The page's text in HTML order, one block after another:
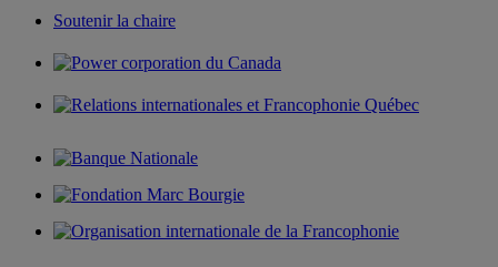
Soutenir la chaire